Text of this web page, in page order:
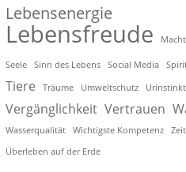
Lebensenergie
Lebensfreude Macht
Seele Sinn des Lebens Social Media
Tiere Träume Umweltschutz
Vergänglichkeit Vertrauen
Wasserqualität Wichtigste Kompetenz
Überleben auf der Erde